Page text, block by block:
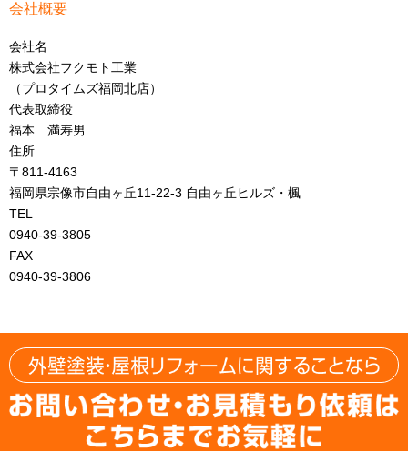
会社概要
会社名
株式会社フクモト工業
（プロタイムズ福岡北店）
代表取締役
福本 満寿男
住所
〒811-4163
福岡県宗像市自由ヶ丘11-22-3 自由ヶ丘ヒルズ・楓
TEL
0940-39-3805
FAX
0940-39-3806